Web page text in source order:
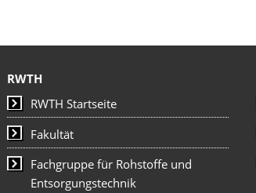
RWTH
RWTH Startseite
Fakultät
Fachgruppe für Rohstoffe und
Entsorgungstechnik